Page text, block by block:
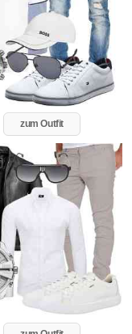
zum Outfit